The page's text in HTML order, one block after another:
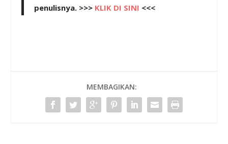
penulisnya. >>> KLIK DI SINI <<<
MEMBAGIKAN: